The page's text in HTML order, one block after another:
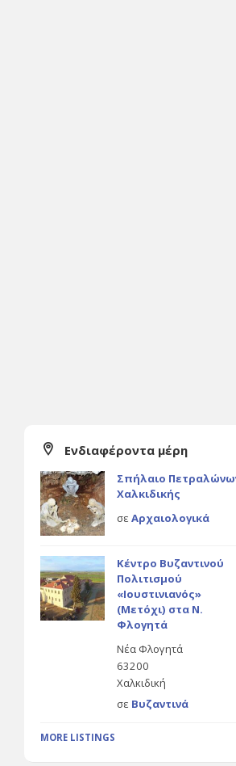
Ενδιαφέροντα μέρη
Σπήλαιο
Χαλκιδικής
σε Αρχαιολογικά
Κέντρο Βυζαντινού
Πολιτισμού
«Ιουστινιανός»
(Μετόχι) στα Ν.
Φλογητά
Νέα Φλογητά
63200
Χαλκιδική
σε Βυζαντινά
MORE LISTINGS